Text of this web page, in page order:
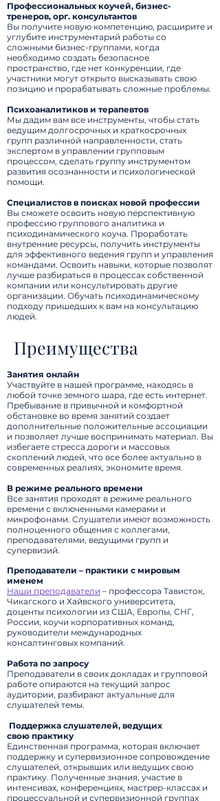
Профессиональных коучей, бизнес-
тренеров, орг. консультантов
Вы получите новую компетенцию, расширите и
углубите инструментарий работы со
сложными бизнес-группами, когда
необходимо создать безопасное
пространство, где нет конкуренции, где
участники могут открыто высказывать свою
позицию и прорабатывать сложные проблемы.
Психоаналитиков и терапевтов
Мы дадим вам все инструменты, чтобы стать
ведущим долгосрочных и краткосрочных
групп различной направленности, стать
экспертом в управлении групповым
процессом, сделать группу инструментом
развития осознанности и психологической
помощи.
Специалистов в поисках новой профессии
Вы сможете освоить новую перспективную
профессию группового аналитика и
психодинамического коуча. Проработать
внутренние ресурсы, получить инструменты
для эффективного ведения групп и управления
командами. Освоить навыки, которые позволят
лучше разбираться в процессах собственной
компании или консультировать другие
организации. Обучать психодинамическому
подходу пришедших к вам на консультацию
людей.
Преимущества
Занятия онлайн
Участвуйте в нашей программе, находясь в
любой точке земного шара, где есть интернет.
Пребывание в привычной и комфортной
обстановке во время занятий создает
дополнительные положительные ассоциации
и позволяет лучше воспринимать материал. Вы
избегаете стресса дороги и массовых
скоплений людей, что все более актуально в
современных реалиях, экономите время.
В режиме реального времени
Все занятия проходят в режиме реального
времени с включенными камерами и
микрофонами. Слушатели имеют возможность
полноценного общения с коллегами,
преподавателями, ведущими групп и
супервизий.
Преподаватели – практики с мировым
именем
Наши преподаватели – профессора Тависток,
Чикагского и Хайвского университета,
доценты психологии из США, Европы, СНГ,
России, коучи корпоративных команд,
руководители международных
консалтинговых компаний.
Работа по запросу
Преподаватели в своих докладах и групповой
работе опираются на текущий запрос
аудитории, разбирают актуальные для
слушателей темы.
‍ Поддержка слушателей, ведущих
свою практику
Единственная программа, которая включает
поддержку и супервизионное сопровождение
слушателей, открывших или ведущих свою
практику. Полученные знания, участие в
интенсивах, конференциях, мастрер-классах и
процессуальной и супервизионной группах